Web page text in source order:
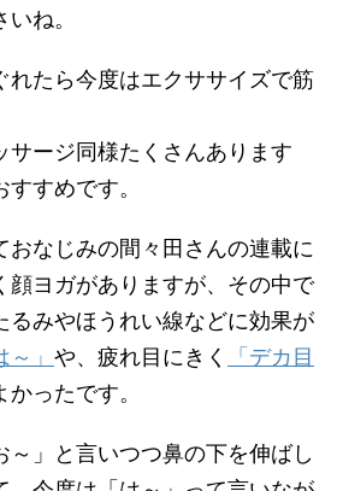
ね。
れたら今度はエクササイズで筋
サージ同様たくさんあります
すめです。
おなじみの間々田さんの連載に
顔ヨガがありますが、その中で
るみやほうれい線などに効果が
～」 や、疲れ目にきく
「デカ目
かったです。
～」と言いつつ鼻の下を伸ばし